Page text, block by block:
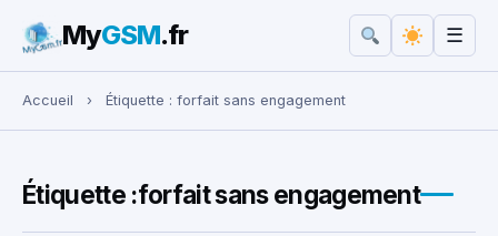
Rechercher :
MyGSM.fr ☰
Accueil › Étiquette : forfait sans engagement
Étiquette :forfait sans engagement